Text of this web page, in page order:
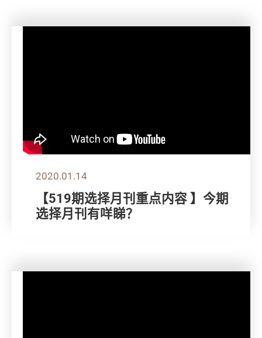
2020.01.14
【519期选择月刊重点内容 】今期
选择月刊有咩睇？